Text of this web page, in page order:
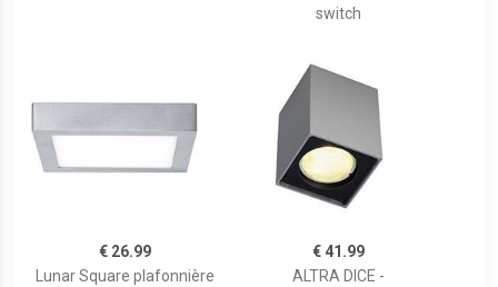
switch
€ 26.99
Lunar Square plafonnière
€ 41.99
ALTRA DICE -